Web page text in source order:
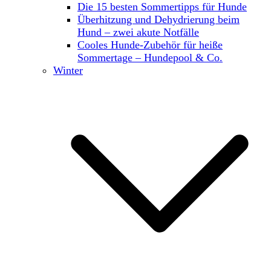
Die 15 besten Sommertipps für Hunde
Überhitzung und Dehydrierung beim
Hund – zwei akute Notfälle
Cooles Hunde-Zubehör für heiße
Sommertage – Hundepool & Co.
Winter